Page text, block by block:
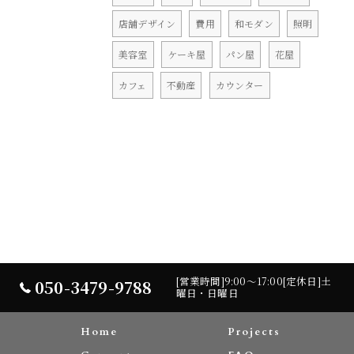
店舗デザイン 費用 和モダン 照明
美容室 ケーキ屋 パン屋 花屋
カフェ 不動産 カウンター
050-3479-9788
[営業時間]9:00～17:00[定休日]土
曜日・日曜日
Home
Projects